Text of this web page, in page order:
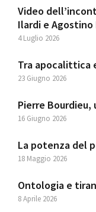
Video
Ilardi e
4 Luglio 2026
Tra
23 Giugno 2026
Pierre
16 Giugno 2026
La potenza del
18 Maggio 2026
Ontologia e
8 Aprile 2026